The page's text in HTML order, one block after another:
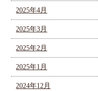
2025年4月
2025年3月
2025年2月
2025年1月
2024年12月